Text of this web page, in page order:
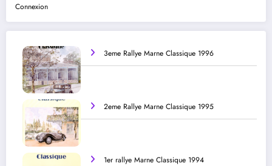
Connexion
3eme Rallye Marne Classique 1996
2eme Rallye Marne Classique 1995
1er rallye Marne Classique 1994